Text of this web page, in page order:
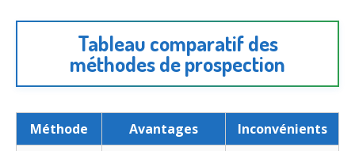
Tableau comparatif des
méthodes de prospection
Méthode Avantages Inconvénients